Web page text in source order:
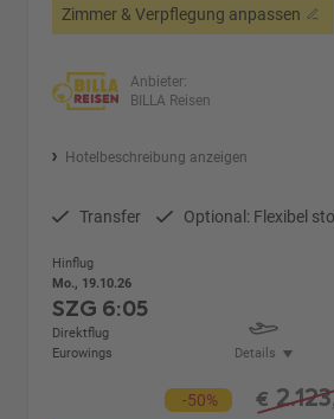
Zimmer & Verpflegung anpassen
Anbieter:
BILLA Reisen
Hotelbeschreibung anzeigen
Transfer Optional: Flexibel
Hinflug
Mo., 19.10.26
SZG 6:05
Direktflug
Eurowings
Details
-50% €